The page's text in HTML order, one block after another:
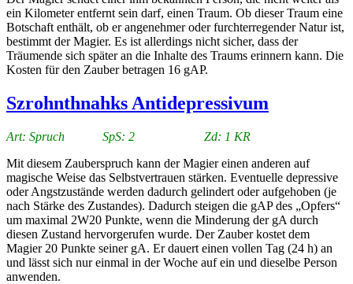
ein Kilometer entfernt sein darf, einen Traum. Ob dieser Traum eine
Botschaft enthält, ob er angenehmer oder furchterregender Natur ist,
bestimmt der Magier. Es ist allerdings nicht sicher, dass der
Träumende sich später an die Inhalte des Traums erinnern kann. Die
Kosten für den Zauber betragen 16 gAP.
Szrohnthnahks Antidepressivum
Art: Spruch SpS: 2 Zd: 1 KR
Mit diesem Zauberspruch kann der Magier einen anderen auf
magische Weise das Selbstvertrauen stärken. Eventuelle depressive
oder Angstzustände werden dadurch gelindert oder aufgehoben (je
nach Stärke des Zustandes). Dadurch steigen die gAP des „Opfers“
um maximal 2W20 Punkte, wenn die Minderung der gA durch
diesen Zustand hervorgerufen wurde. Der Zauber kostet dem
Magier 20 Punkte seiner gA. Er dauert einen vollen Tag (24 h) an
und lässt sich nur einmal in der Woche auf ein und dieselbe Person
anwenden.